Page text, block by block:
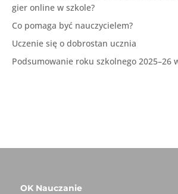
gier online w szkole?
Co pomaga być nauczycielem?
Uczenie się o dobrostan ucznia
Podsumowanie roku szkolnego 2025–26
OK Nauczanie